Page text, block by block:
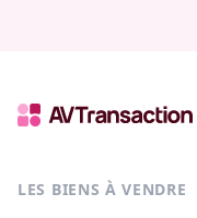
LES BIENS À VENDRE